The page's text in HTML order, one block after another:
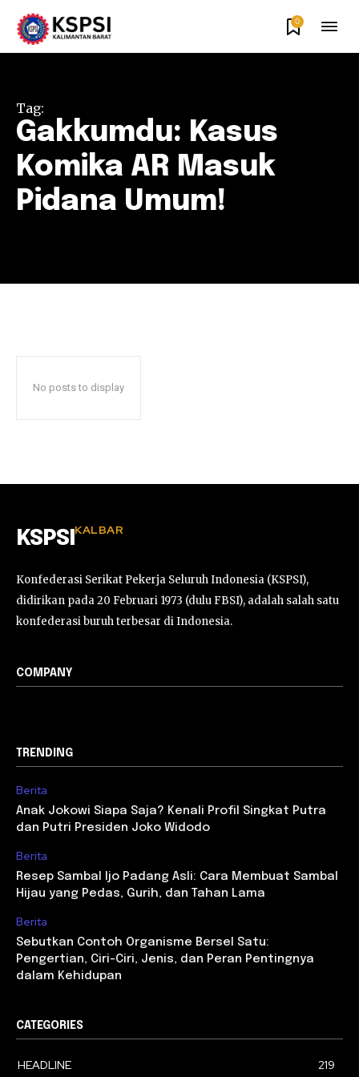
0
Tag:
Gakkumdu: Kasus
Komika AR Masuk
Pidana Umum!
No posts to display
KSPSIKALBAR
Konfederasi Serikat Pekerja Seluruh Indonesia (KSPSI),
didirikan pada 20 Februari 1973 (dulu FBSI), adalah salah satu
konfederasi buruh terbesar di Indonesia.
COMPANY
TRENDING
Berita
Anak Jokowi Siapa Saja? Kenali Profil Singkat Putra
dan Putri Presiden Joko Widodo
Berita
Resep Sambal Ijo Padang Asli: Cara Membuat Sambal
Hijau yang Pedas, Gurih, dan Tahan Lama
Berita
Sebutkan Contoh Organisme Bersel Satu:
Pengertian, Ciri-Ciri, Jenis, dan Peran Pentingnya
dalam Kehidupan
CATEGORIES
HEADLINE 219